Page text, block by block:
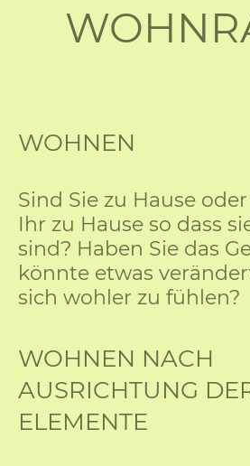
WOHNEN
Sind Sie zu Hause
Ihr zu Hause so dass
sind? Haben Sie das
könnte etwas
sich wohler zu fühlen?
WOHNEN NACH
AUSRICHTUNG
ELEMENTE